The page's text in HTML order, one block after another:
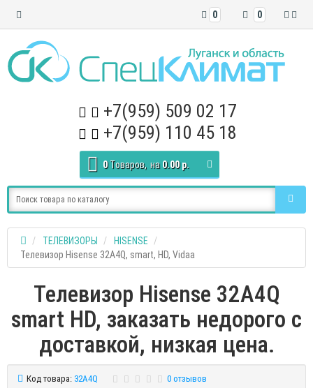
0
0
+7(959) 509 02 17
+7(959) 110 45 18
0 Tоваров, на 0.00 р.
ТЕЛЕВИЗОРЫ
HISENSE
Телевизор Hisense 32A4Q, smart, HD, Vidaa
Телевизор Hisense 32A4Q
smart HD, заказать недорого с
доставкой, низкая цена.
Код товара: 32A4Q 0 отзывов